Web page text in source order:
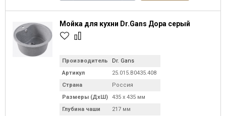
Мойка для кухни Dr.Gans Дора серый
Производитель
Dr. Gans
Артикул
25.015.B0435.408
Страна
Россия
Размеры (ДхШ)
435 х 435 мм
Глубина чаши
217 мм